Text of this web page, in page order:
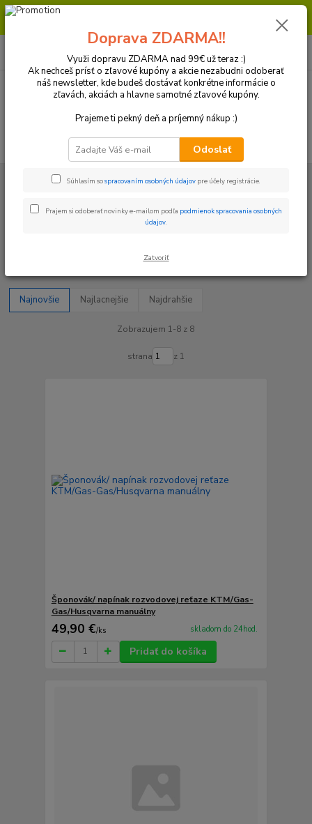
Milí zákazníci, pri objednávke nad 99€ získate poštovné ZDARMA.
(Po-Pia, 8:30-16:30 hod.)
Motor/ Oleje a filtre / Elektro Diely motora
Rozvody / Šponováky
Šponováky rozvodovej reťaze
Upresniť parametre
Najnovšie Najlacnejšie Najdrahšie
Zobrazujem 1-8 z 8
strana z 1
Šponovák/ napínak rozvodovej reťaze KTM/Gas-
Gas/Husqvarna manuálny
49,90 €/ks skladom do 24hod.
Pridať do košíka
Doprava ZDARMA!!
Využi dopravu ZDARMA nad 99€ už teraz :)
Ak nechceš prísť o zľavové kupóny a akcie nezabudni odoberať
náš newsletter, kde budeš dostávať konkrétne informácie o
zľavách, akciách a hlavne samotné zľavové kupóny.
Prajeme ti pekný deň a príjemný nákup :)
Odoslať
Súhlasím sospracovaním osobných údajov pre účely registrácie.
Prajem si odoberať novinky e-mailom podľa podmienok spracovania osobných
údajov.
Zatvoriť